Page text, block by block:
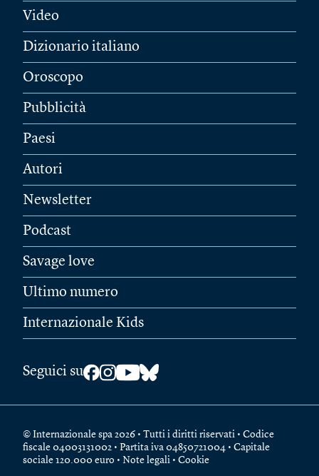
Video
Dizionario italiano
Oroscopo
Pubblicità
Paesi
Autori
Newsletter
Podcast
Savage love
Ultimo numero
Internazionale Kids
Seguici su
© Internazionale spa 2026 • Tutti i diritti riservati • Codice
fiscale 04003131002 • Partita iva 04850721004 • Capitale
sociale 120.000 euro • Note legali • Cookie